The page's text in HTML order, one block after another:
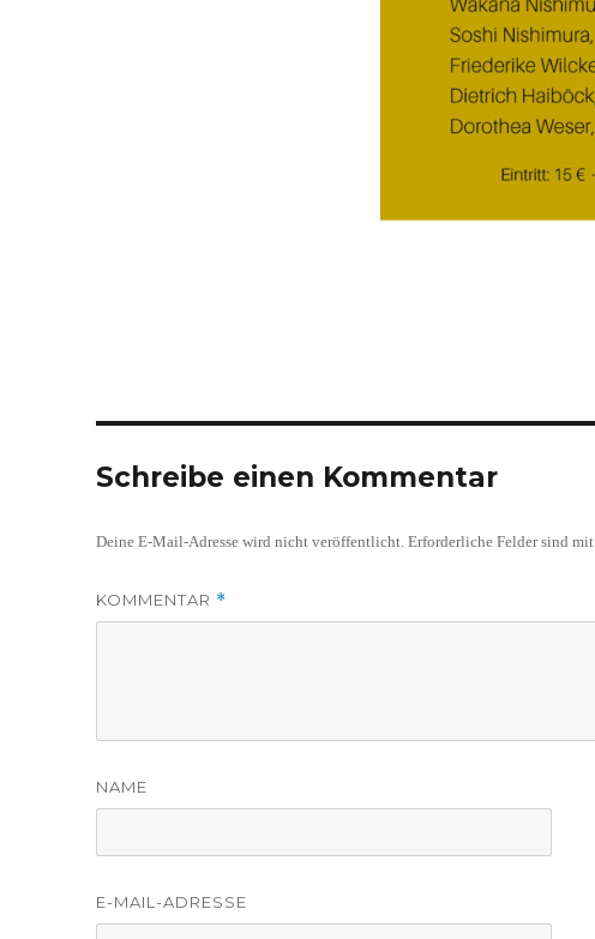
Schreibe einen Kommentar
Deine E-Mail-Adresse wird nicht veröffentlicht. Erforderliche Felder sind mit
KOMMENTAR *
NAME
E-MAIL-ADRESSE